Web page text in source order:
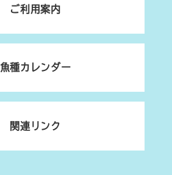
ご利用案内
魚種カレンダー
関連リンク